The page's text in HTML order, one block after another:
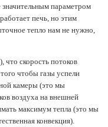
параметром
печь, но этим
тепло нам не нужно,
что скорость потоков
чтобы газы успели
камеры (это мы
воздуха на внешней
максимум тепла (это мы
конвекция).